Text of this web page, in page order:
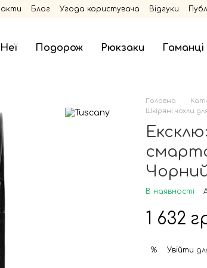
Блог Угода користувача Відгуки
Подорож Рюкзаки Гаманці
Головна
Шкіряні чохли
В наявності
1 632
% Увійти